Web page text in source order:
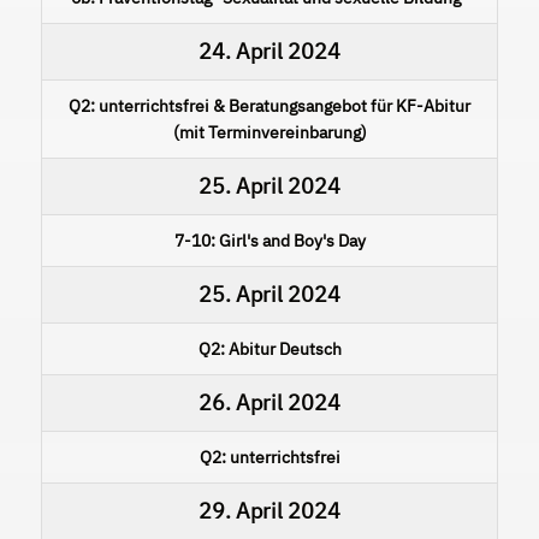
24. April 2024
Q2: unterrichtsfrei & Beratungsangebot für KF-Abitur
(mit Terminvereinbarung)
25. April 2024
7-10: Girl's and Boy's Day
25. April 2024
Q2: Abitur Deutsch
26. April 2024
Q2: unterrichtsfrei
29. April 2024